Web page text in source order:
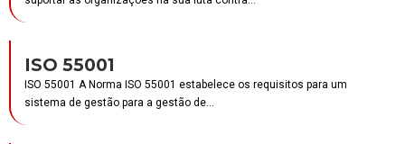
ISO 55001
ISO 55001 A Norma ISO 55001 estabelece os requisitos para um
sistema de gestão para a gestão de...